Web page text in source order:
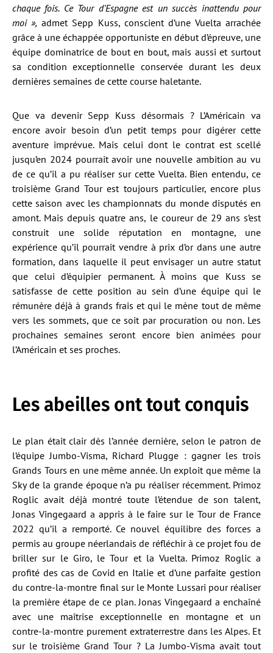
chaque fois. Ce Tour d’Espagne est un succès inattendu pour
moi », admet Sepp Kuss, conscient d’une Vuelta arrachée
grâce à une échappée opportuniste en début d’épreuve, une
équipe dominatrice de bout en bout, mais aussi et surtout
sa condition exceptionnelle conservée durant les deux
dernières semaines de cette course haletante.
Que va devenir Sepp Kuss désormais ? L’Américain va
encore avoir besoin d’un petit temps pour digérer cette
aventure imprévue. Mais celui dont le contrat est scellé
jusqu’en 2024 pourrait avoir une nouvelle ambition au vu
de ce qu’il a pu réaliser sur cette Vuelta. Bien entendu, ce
troisième Grand Tour est toujours particulier, encore plus
cette saison avec les championnats du monde disputés en
amont. Mais depuis quatre ans, le coureur de 29 ans s’est
construit une solide réputation en montagne, une
expérience qu’il pourrait vendre à prix d’or dans une autre
formation, dans laquelle il peut envisager un autre statut
que celui d’équipier permanent. À moins que Kuss se
satisfasse de cette position au sein d’une équipe qui le
rémunère déjà à grands frais et qui le mène tout de même
vers les sommets, que ce soit par procuration ou non. Les
prochaines semaines seront encore bien animées pour
l’Américain et ses proches.
Les abeilles ont tout conquis
Le plan était clair dès l’année dernière, selon le patron de
l’équipe Jumbo-Visma, Richard Plugge : gagner les trois
Grands Tours en une même année. Un exploit que même la
Sky de la grande époque n’a pu réaliser récemment. Primoz
Roglic avait déjà montré toute l’étendue de son talent,
Jonas Vingegaard a appris à le faire sur le Tour de France
2022 qu’il a remporté. Ce nouvel équilibre des forces a
permis au groupe néerlandais de réfléchir à ce projet fou de
briller sur le Giro, le Tour et la Vuelta. Primoz Roglic a
profité des cas de Covid en Italie et d’une parfaite gestion
du contre-la-montre final sur le Monte Lussari pour réaliser
la première étape de ce plan. Jonas Vingegaard a enchaîné
avec une maîtrise exceptionnelle en montagne et un
contre-la-montre purement extraterrestre dans les Alpes. Et
sur le troisième Grand Tour ? La Jumbo-Visma avait tout